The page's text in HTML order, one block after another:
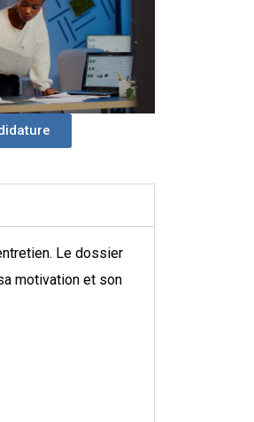
Le dossier
motivation et son